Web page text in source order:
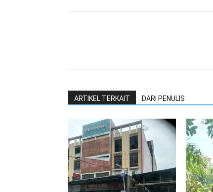
ARTIKEL TERKAIT DARI PENULIS